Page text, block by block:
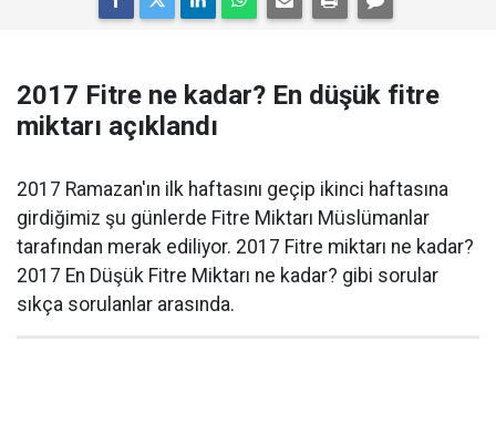
2017 Fitre ne kadar? En düşük fitre
miktarı açıklandı
2017 Ramazan'ın ilk haftasını geçip ikinci haftasına
girdiğimiz şu günlerde Fitre Miktarı Müslümanlar
tarafından merak ediliyor. 2017 Fitre miktarı ne kadar?
2017 En Düşük Fitre Miktarı ne kadar? gibi sorular
sıkça sorulanlar arasında.